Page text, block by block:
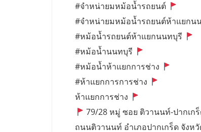
#จำหน่ายมหม้อน้ำรถยนต์
#จำหน่ายมหม้อน้ำรถยนต์ห้าแยกน
#หม้อน้ำรถยนต์ห้าแยกนนทบุรี
#หม้อน้ำนนทบุรี
#หม้อน้ำห้าแยกการช่าง
#ห้าแยกการการช่าง
ห้าแยกการช่าง
79/28 หมู่ ซอย ติวานนท์-ปากเก
ถนนติวานนท์ อำเภอปากเกร็ด จังห